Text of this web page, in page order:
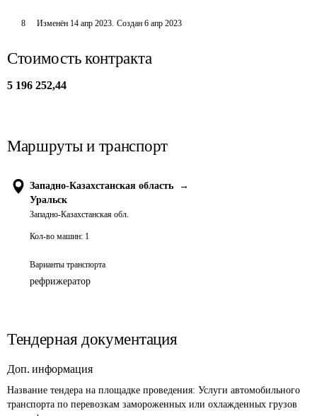
8 Изменён 14 апр 2023. Создан 6 апр 2023
Стоимость контракта
5 196 252,44
Маршруты и транспорт
Западно-Казахстанская область
→
Уральск
Западно-Казахстанская обл.
Кол-во машин: 1
Варианты транспорта
рефрижератор
Тендерная документация
Доп. информация
Название тендера на площадке проведения: Услуги автомобильного
транспорта по перевозкам замороженных или охлажденных грузов